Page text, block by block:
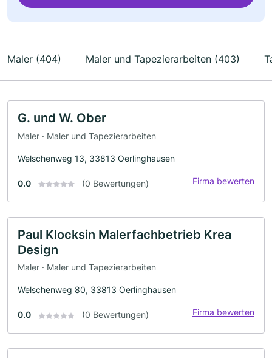
Maler (404) Maler und Tapezierarbeiten (403)
G. und W. Ober
Maler · Maler und Tapezierarbeiten
Welschenweg 13, 33813 Oerlinghausen
0.0 (0 Bewertungen) Firma bewerten
Paul Klocksin Malerfachbetrieb Krea
Design
Maler · Maler und Tapezierarbeiten
Welschenweg 80, 33813 Oerlinghausen
0.0 (0 Bewertungen) Firma bewerten